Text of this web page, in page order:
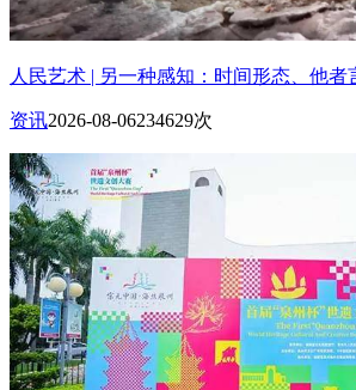
人民艺术 | 另一种感知：时间形态、他者
资讯2026-08-06234629次